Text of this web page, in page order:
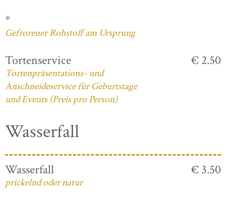
*
Gefrorener Rohstoff am Ursprung
Tortenservice
Tortenpräsentations- und
Anschneideservice für Geburtstage
und Events (Preis pro Person)
€ 2.50
Wasserfall
Wasserfall
prickelnd oder natur
€ 3.50